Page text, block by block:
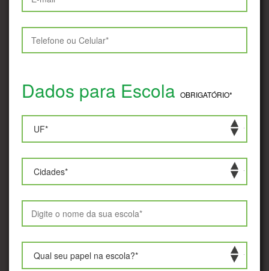
Dados para Escola OBRIGATÓRIO*